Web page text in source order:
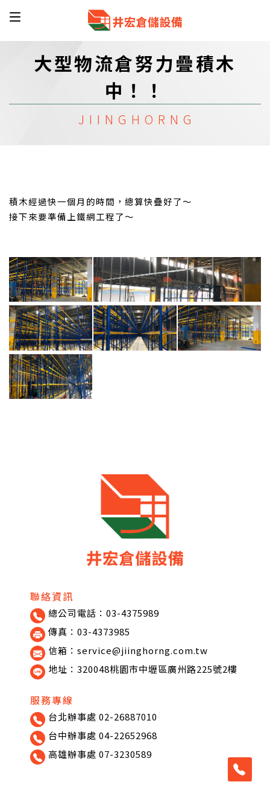
大型物流倉努力疊積木
中！！
積木經過快一個月的時間，總算快疊好了～
接下來要準備上鐵網工程了～
聯絡資訊
總公司電話：03-4375989
傳真：03-4373985
信箱：service@jiinghorng.com.tw
地址：320048桃園市中壢區廣州路225號2樓
服務專線
台北辦事處 02-26887010
台中辦事處 04-22652968
高雄辦事處 07-3230589